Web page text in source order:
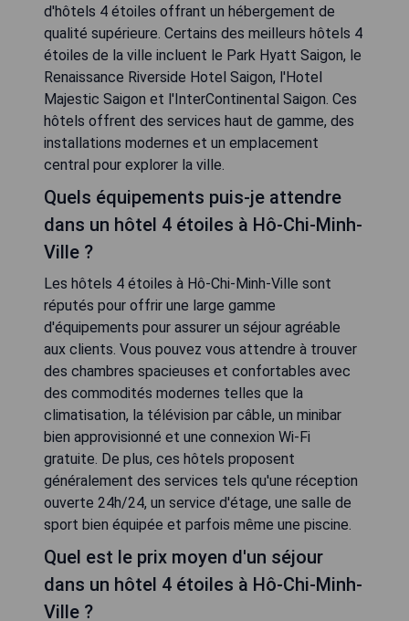
d'hôtels 4 étoiles offrant un hébergement de
qualité supérieure. Certains des meilleurs hôtels 4
étoiles de la ville incluent le Park Hyatt Saigon, le
Renaissance Riverside Hotel Saigon, l'Hotel
Majestic Saigon et l'InterContinental Saigon. Ces
hôtels offrent des services haut de gamme, des
installations modernes et un emplacement
central pour explorer la ville.
Quels équipements puis-je attendre
dans un hôtel 4 étoiles à Hô-Chi-Minh-
Ville ?
Les hôtels 4 étoiles à Hô-Chi-Minh-Ville sont
réputés pour offrir une large gamme
d'équipements pour assurer un séjour agréable
aux clients. Vous pouvez vous attendre à trouver
des chambres spacieuses et confortables avec
des commodités modernes telles que la
climatisation, la télévision par câble, un minibar
bien approvisionné et une connexion Wi-Fi
gratuite. De plus, ces hôtels proposent
généralement des services tels qu'une réception
ouverte 24h/24, un service d'étage, une salle de
sport bien équipée et parfois même une piscine.
Quel est le prix moyen d'un séjour
dans un hôtel 4 étoiles à Hô-Chi-Minh-
Ville ?